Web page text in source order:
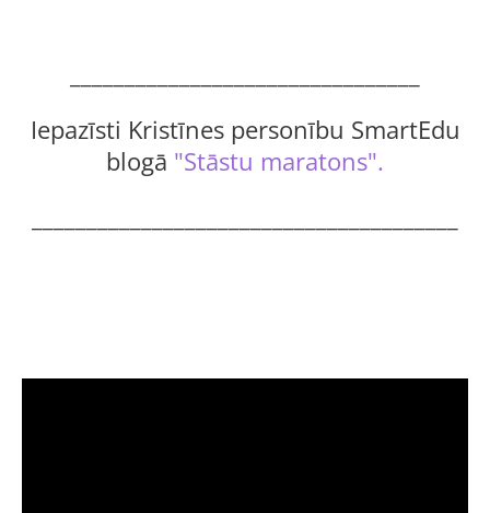
Iepazīsti Kristīnes personību SmartEdu
blogā "Stāstu maratons".